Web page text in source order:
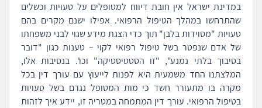
במדינת ישראל אין חובת דיווח למטופלים על טעויות וכשלים
שהתרחשו במהלך הטיפול הרפואי. אפילו ישנם מקרים בהם
טעויות "מסוידות בלבן" תוך כדי הצגת מידע שגוי לבני משפחתו
של אדם שנפטר בשל טיפול רפואי לקוי – טענות כגון "דובר
בסיבוך בלתי נמנע", "זו הסטטיסטיקה" וכו'. בנסיבות אלו,
המלצתנו החד משמעית היא לפנות לייעוץ עם עורך דין בכל
מקרה בו מתעורר חשד כי מות המטופל נגרם בשל טעויות
בטיפול הרפואי. עורך דין המתמחה במטריה זו, יידע איך לזהות